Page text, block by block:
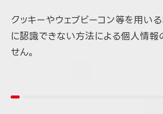
クッキーやウェブビーコン等を用い
に認識できない方法による個人情報
せん。